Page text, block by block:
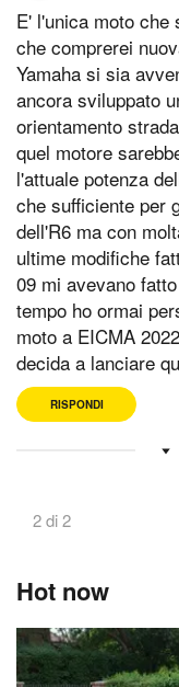
E' l'unica moto che
che comprerei
Yamaha si sia
ancora sviluppato
orientamento
quel motore
l'attuale potenza
che sufficiente per
dell'R6 ma con
ultime modifiche
09 mi avevano
tempo ho ormai
moto a EICMA
decida a lanciare
RISPONDI
2 di 2
Hot now